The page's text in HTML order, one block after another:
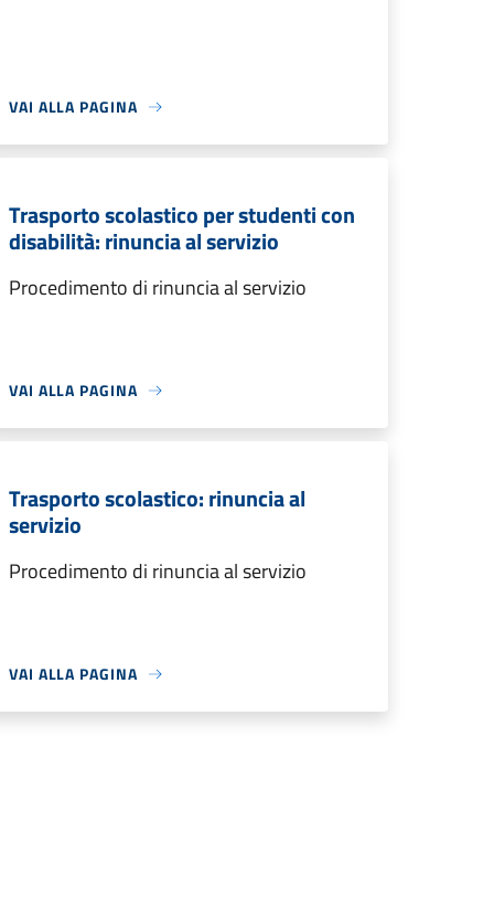
VAI ALLA PAGINA
Trasporto scolastico per studenti con
disabilità: rinuncia al servizio
Procedimento di rinuncia al servizio
VAI ALLA PAGINA
Trasporto scolastico: rinuncia al
servizio
Procedimento di rinuncia al servizio
VAI ALLA PAGINA